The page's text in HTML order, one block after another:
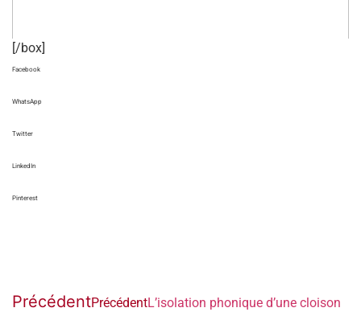
[/box]
Facebook
WhatsApp
Twitter
LinkedIn
Pinterest
PrécédentPrécédentL’isolation phonique d’une cloison